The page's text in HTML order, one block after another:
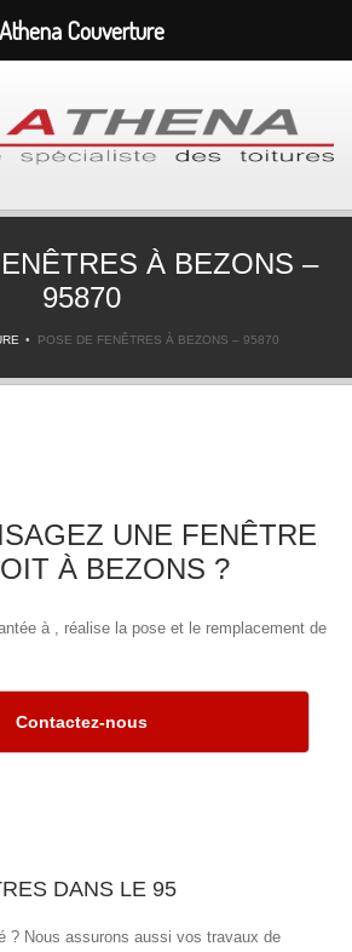
À BEZONS –
95870
POSE DE FENÊTRES À BEZONS – 95870
UNE FENÊTRE
À BEZONS ?
à , réalise la pose et le remplacement de
Contactez-nous
DANS LE 95
? Nous assurons aussi vos travaux de
Athena Couverture